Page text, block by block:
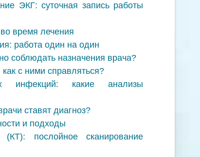
ЭКГ: суточная запись работы
время лечения
работа один на один
соблюдать назначения врача?
с ними справляться?
инфекций: какие анализы
ставят диагноз?
и подходы
(КТ): послойное сканирование